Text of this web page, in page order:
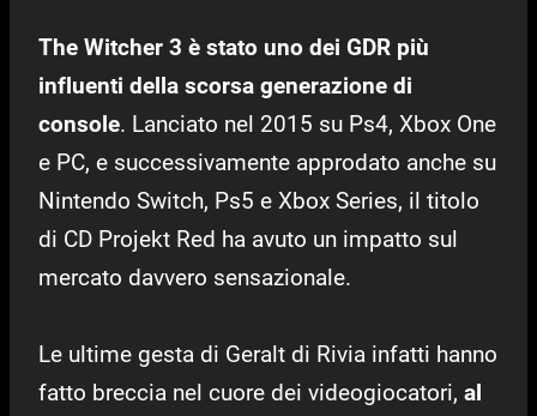
The Witcher 3 è stato uno dei GDR più
influenti della scorsa generazione di
console. Lanciato nel 2015 su Ps4, Xbox One
e PC, e successivamente approdato anche su
Nintendo Switch, Ps5 e Xbox Series, il titolo
di CD Projekt Red ha avuto un impatto sul
mercato davvero sensazionale.
Le ultime gesta di Geralt di Rivia infatti hanno
fatto breccia nel cuore dei videogiocatori, al